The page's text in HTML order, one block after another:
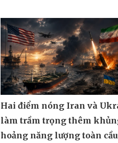
Hai điểm nóng Iran và
làm trầm trọng thêm
hoảng năng lượng toàn cầu